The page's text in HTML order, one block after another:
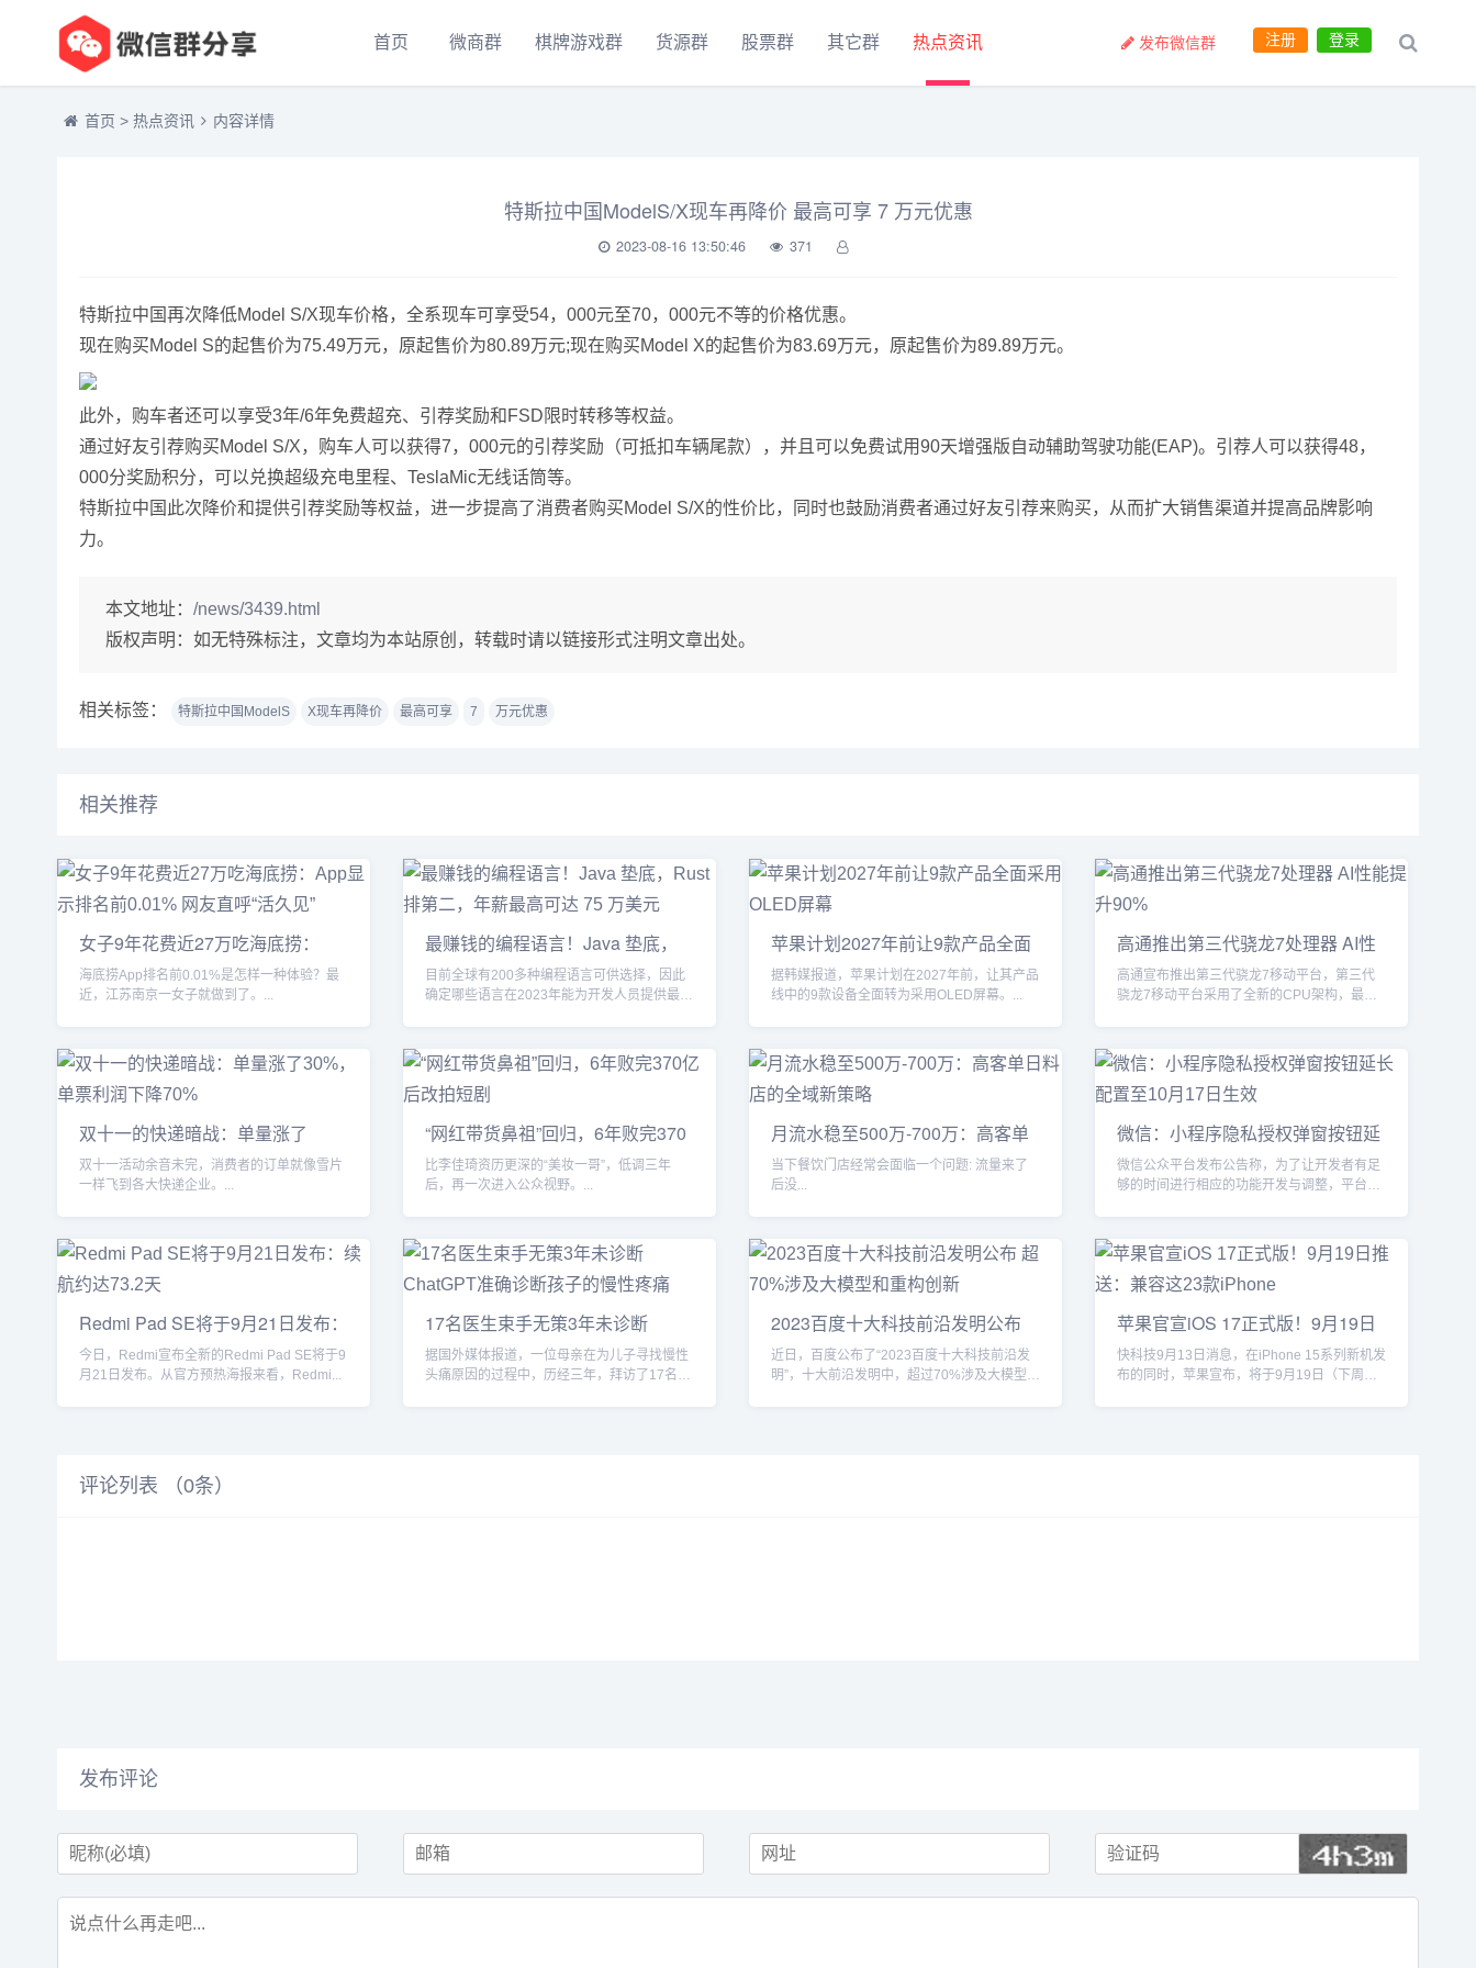
首页 微商群 棋牌游戏群 货源群 股票群 其它群 热点资讯 登录
注册
发布微信群
首页 > 热点资讯 内容详情
特斯拉中国ModelS/X现车再降价 最高可享 7 万元优惠
2023-08-16 13:50:46 371
特斯拉中国再次降低Model S/X现车价格，全系现车可享受54，000元至70，000元不等的价格优惠。
现在购买Model S的起售价为75.49万元，原起售价为80.89万元;现在购买Model X的起售价为83.69万元，原起售价为89.89万元。
此外，购车者还可以享受3年/6年免费超充、引荐奖励和FSD限时转移等权益。
通过好友引荐购买Model S/X，购车人可以获得7，000元的引荐奖励（可抵扣车辆尾款），并且可以免费试用90天增强版自动辅助驾驶功能(EAP)。引荐人可以获得48，
000分奖励积分，可以兑换超级充电里程、TeslaMic无线话筒等。
特斯拉中国此次降价和提供引荐奖励等权益，进一步提高了消费者购买Model S/X的性价比，同时也鼓励消费者通过好友引荐来购买，从而扩大销售渠道并提高品牌影响
力。
本文地址： /news/3439.html
版权声明： 如无特殊标注，文章均为本站原创，转载时请以链接形式注明文章出处。
相关标签： 特斯拉中国ModelS X现车再降价 最高可享 7 万元优惠
相关推荐
女子9年花费近27万吃海底捞：
App显示
海底捞App排名前0.01%是怎样一种体验？最
近，江苏南京一女子就做到了。...
最赚钱的编程语言！Java 垫底，
Rust 排
目前全球有200多种编程语言可供选择，因此
确定哪些语言在2023年能为开发人员提供最高
苹果计划2027年前让9款产品全面
采
据韩媒报道，苹果计划在2027年前，让其产品
线中的9款设备全面转为采用OLED屏幕。...
高通推出第三代骁龙7处理器 AI性
能
高通宣布推出第三代骁龙7移动平台，第三代
骁龙7移动平台采用了全新的CPU架构，最高
双十一的快递暗战：单量涨了
30%，单票
双十一活动余音未完，消费者的订单就像雪片
一样飞到各大快递企业。...
“网红带货鼻祖”回归，6年败完370
亿
比李佳琦资历更深的“美妆一哥”，低调三年
后，再一次进入公众视野。...
月流水稳至500万-700万：高客单
日料
当下餐饮门店经常会面临一个问题: 流量来了
后没...
微信：小程序隐私授权弹窗按钮延
长配
微信公众平台发布公告称，为了让开发者有足
够的时间进行相应的功能开发与调整，平台将
Redmi Pad SE将于9月21日发布：
续航
今日，Redmi宣布全新的Redmi Pad SE将于9
月21日发布。从官方预热海报来看，Redmi...
17名医生束手无策3年未诊断
ChatGP
据国外媒体报道，一位母亲在为儿子寻找慢性
头痛原因的过程中，历经三年，拜访了17名各
2023百度十大科技前沿发明公布
超7
近日，百度公布了“2023百度十大科技前沿发
明”，十大前沿发明中，超过70%涉及大模型和
苹果官宣iOS 17正式版！9月19日
推送：
快科技9月13日消息，在iPhone 15系列新机发
布的同时，苹果宣布，将于9月19日（下周
评论列表 （0条）
发布评论